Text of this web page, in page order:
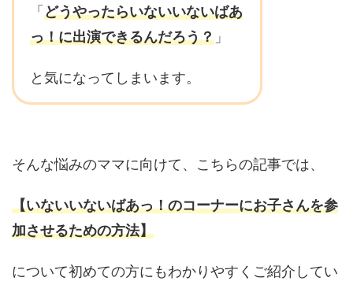
「 どうやったらいないいないばあ
っ！に出演できるんだろう？ 」
と気になってしまいます。
そんな悩みのママに向けて、こちらの記事では、
【いないいないばあっ！のコーナーにお子さんを参
加させるための方法】
について初めての方にもわかりやすくご紹介してい